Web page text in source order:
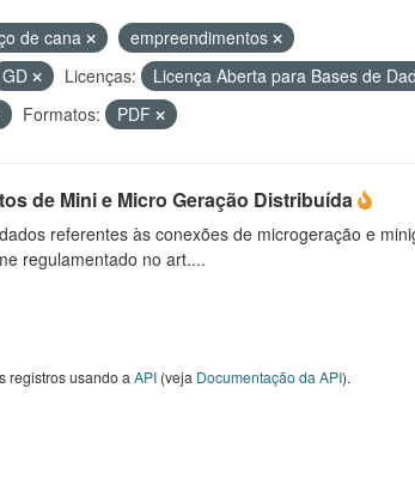
de cana
empreendimentos
GD Licenças:
Licença Aberta para Bases de
Formatos: PDF
de Mini e Micro Geração Distribuída
referentes às conexões de microgeração e
regulamentado no art....
registros usando a API(veja Documentação da API).